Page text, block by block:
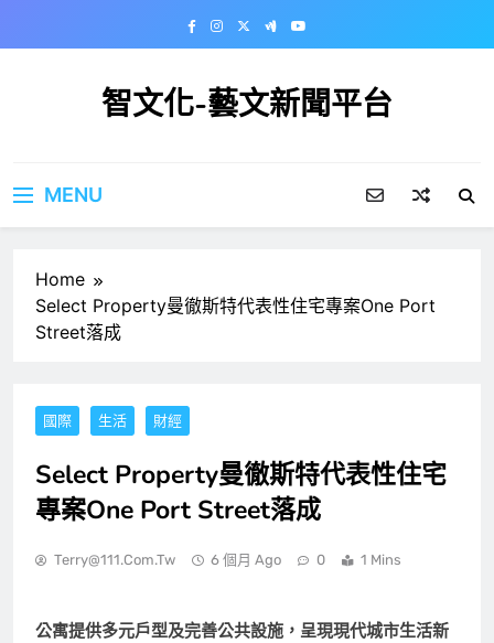
智文化-藝文新聞平台
MENU
Home
Select Property曼徹斯特代表性住宅專案One Port
Street落成
國際 生活 財經
Select Property曼徹斯特代表性住宅
專案One Port Street落成
Terry@111.com.tw 6 個月 Ago 0 1 Mins
公寓提供多元戶型及完善公共設施，呈現現代城市生活新